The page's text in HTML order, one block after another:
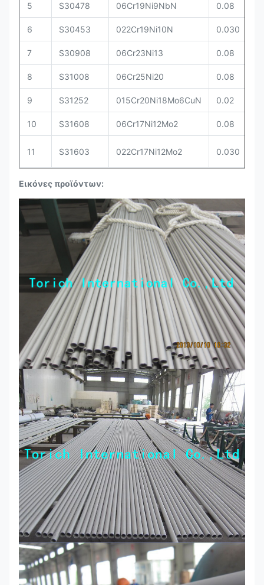
5 S30478 06Cr19Ni9NbN 0.08
6 S30453 022Cr19Ni10N 0.030
7 S30908 06Cr23Ni13 0.08
8 S31008 06Cr25Ni20 0.08
9 S31252 015Cr20Ni18Mo6CuN 0.02
10 S31608 06Cr17Ni12Mo2 0.08
11 S31603 022Cr17Ni12Mo2 0.030
Εικόνες προϊόντων: